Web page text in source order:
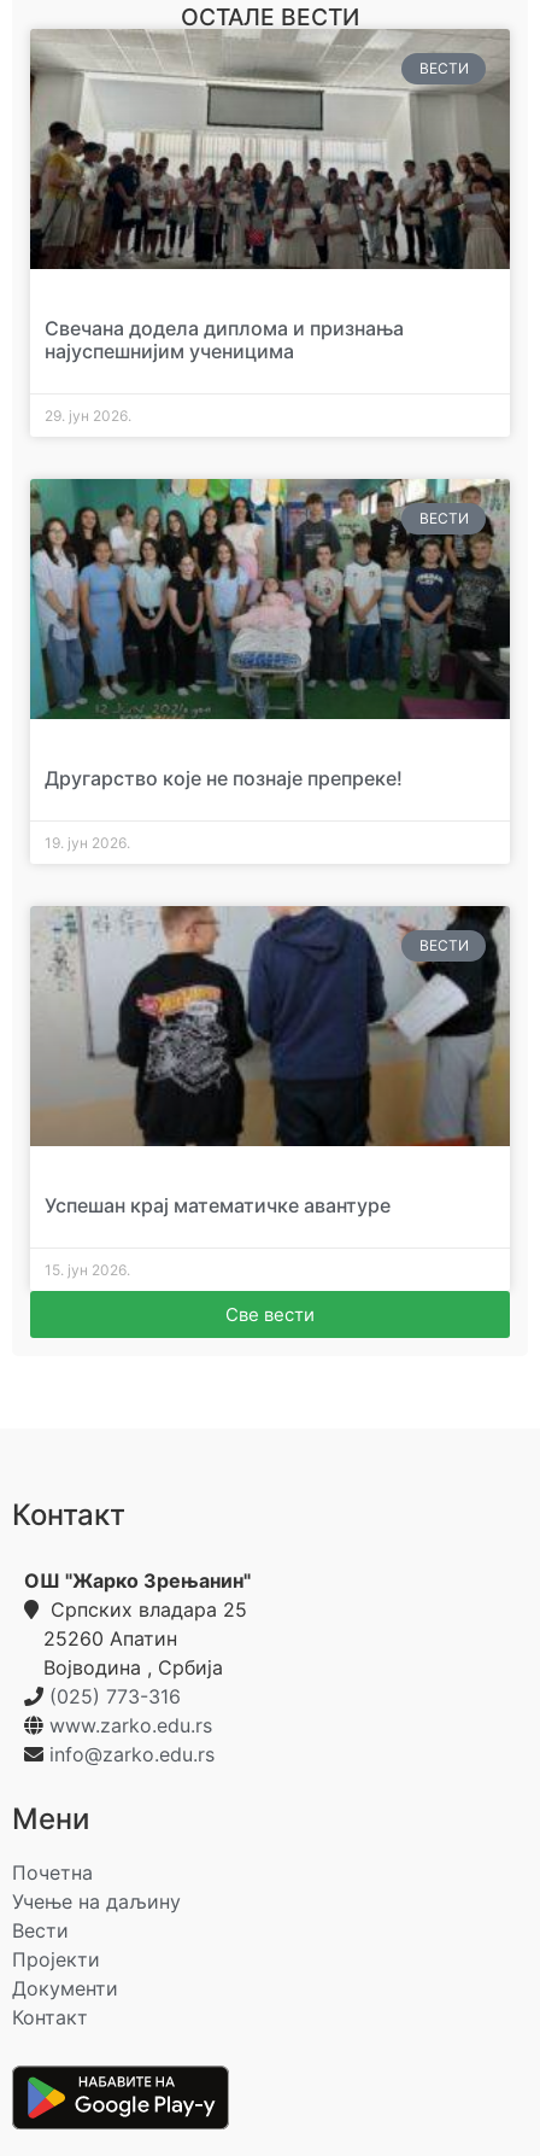
ОСТАЛЕ ВЕСТИ
ВЕСТИ
Свечана додела диплома и признања
најуспешнијим ученицима
29. јун 2026.
ВЕСТИ
Другарство које не познаје препреке!
19. јун 2026.
ВЕСТИ
Успешан крај математичке авантуре
15. јун 2026.
Све вести
Контакт
ОШ "Жарко Зрењанин"
Српских владара 25
25260 Апатин
Војводина , Србија
(025) 773-316
www.zarko.edu.rs
info@zarko.edu.rs
Мени
Почетна
Учење на даљину
Вести
Пројекти
Документи
Контакт